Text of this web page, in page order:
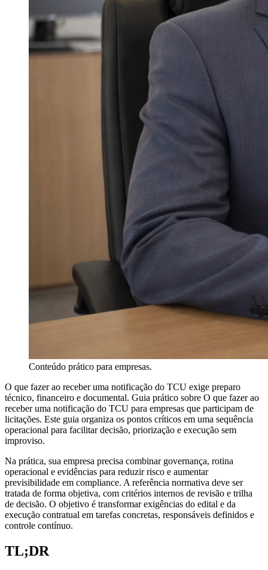
Conteúdo prático para empresas.
O que fazer ao receber uma notificação do TCU exige preparo
técnico, financeiro e documental. Guia prático sobre O que fazer ao
receber uma notificação do TCU para empresas que participam de
licitações. Este guia organiza os pontos críticos em uma sequência
operacional para facilitar decisão, priorização e execução sem
improviso.
Na prática, sua empresa precisa combinar governança, rotina
operacional e evidências para reduzir risco e aumentar
previsibilidade em compliance. A referência normativa deve ser
tratada de forma objetiva, com critérios internos de revisão e trilha
de decisão. O objetivo é transformar exigências do edital e da
execução contratual em tarefas concretas, responsáveis definidos e
controle contínuo.
TL;DR